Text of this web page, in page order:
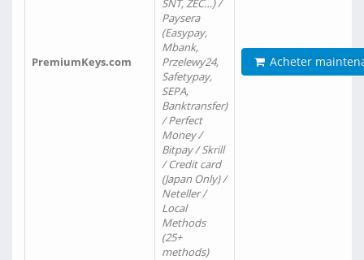
PremiumKeys.com
SNT, ZEC…) /
Paysera
(Easypay,
Mbank,
Przelewy24,
Safetypay,
SEPA,
Banktransfer)
/ Perfect
Money /
Bitpay / Skrill
/ Credit card
(Japan Only) /
Neteller /
Local
Methods
(25+
methods)
Acheter